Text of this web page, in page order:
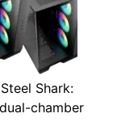
Shark:
chamber